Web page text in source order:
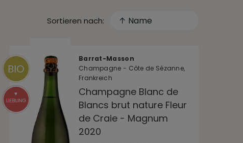
Sortieren nach: ↑ Name
Barrat-Masson
Champagne - Côte de Sézanne,
Frankreich
Champagne Blanc de
Blancs brut nature Fleur
de Craie - Magnum
2020